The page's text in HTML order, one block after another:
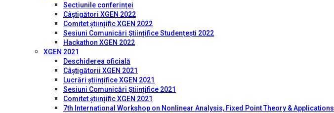
Secțiunile conferinței
Câștigători XGEN 2022
Comitet științific XGEN 2022
Sesiuni Comunicări Științifice Studențești 2022
Hackathon XGEN 2022
XGEN 2021
Deschiderea oficială
Câștigătorii XGEN 2021
Lucrări științifice XGEN 2021
Sesiuni Comunicări Științifice 2021
Comitet științific XGEN 2021
7th International Workshop on Nonlinear Analysis, Fixed Point Theory & Applications